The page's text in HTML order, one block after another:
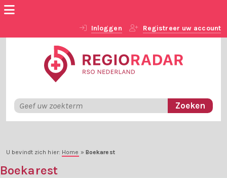
Inloggen Registreer uw account
U bevindt zich hier: Home » Boekarest
Boekarest